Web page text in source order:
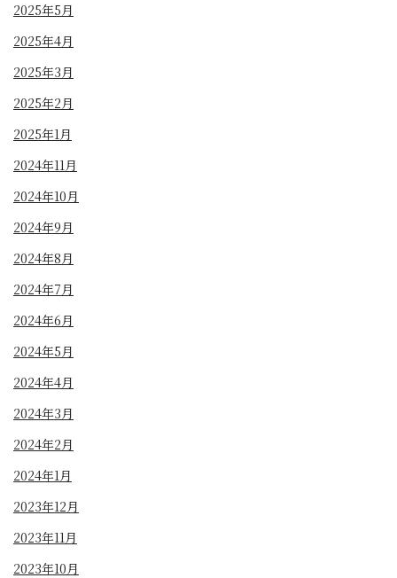
2025年5月
2025年4月
2025年3月
2025年2月
2025年1月
2024年11月
2024年10月
2024年9月
2024年8月
2024年7月
2024年6月
2024年5月
2024年4月
2024年3月
2024年2月
2024年1月
2023年12月
2023年11月
2023年10月